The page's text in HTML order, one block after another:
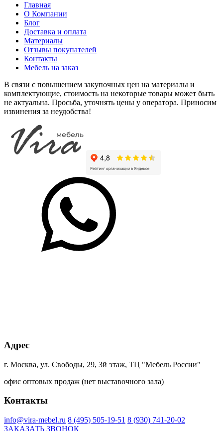
Главная
О Компании
Блог
Доставка и оплата
Материалы
Отзывы покупателей
Контакты
Мебель на заказ
В связи с повышением закупочных цен на материалы и
комплектующие, стоимость на некоторые товары может быть
не актуальна. Просьба, уточнять цены у оператора. Приносим
извинения за неудобства!
Адрес
г. Москва, ул. Свободы, 29, 3й этаж, ТЦ "Мебель России"
офис оптовых продаж (нет выставочного зала)
Контакты
info@vira-mebel.ru 8 (495) 505-19-51 8 (930) 741-20-02
ЗАКАЗАТЬ ЗВОНОК